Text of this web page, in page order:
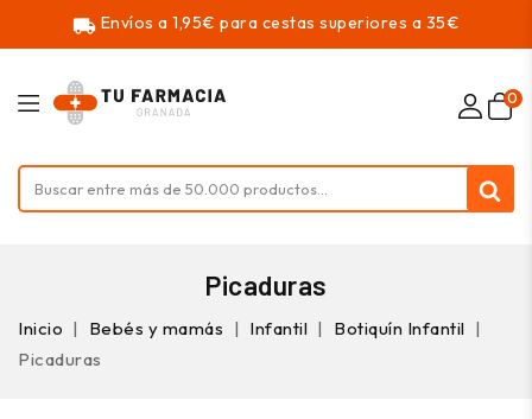
local_shipping Envíos a 1,95€ para cestas superiores a 35€
0
Picaduras
Inicio Bebés y mamás Infantil
Botiquín Infantil
Picaduras